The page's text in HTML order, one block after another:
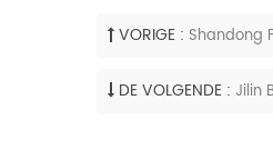
VORIGE : Shandong
DE VOLGENDE : Jilin